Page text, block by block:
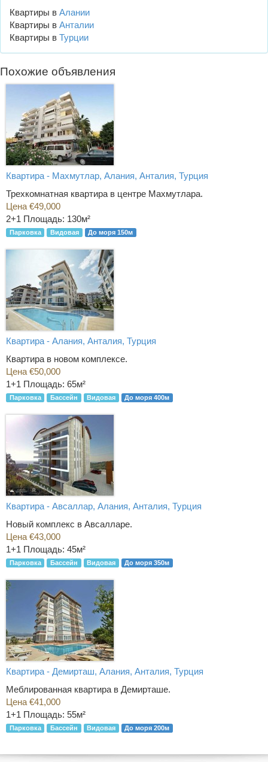
Квартиры в Алании
Квартиры в Анталии
Квартиры в Турции
Похожие объявления
Квартира - Махмутлар, Алания, Анталия, Турция
Трехкомнатная квартира в центре Махмутлара.
Цена €49,000
2+1 Площадь: 130м²
Парковка Видовая До моря 150м
Квартира - Алания, Анталия, Турция
Квартира в новом комплексе.
Цена €50,000
1+1 Площадь: 65м²
Парковка Бассейн Видовая До моря 400м
Квартира - Авсаллар, Алания, Анталия, Турция
Новый комплекс в Авсалларе.
Цена €43,000
1+1 Площадь: 45м²
Парковка Бассейн Видовая До моря 350м
Квартира - Демирташ, Алания, Анталия, Турция
Меблированная квартира в Демирташе.
Цена €41,000
1+1 Площадь: 55м²
Парковка Бассейн Видовая До моря 200м